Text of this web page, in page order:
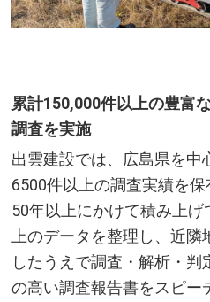
累計150,000件以上の豊富
調査を実施​​
出雲建設では、広島県を中
6500件以上の調査実績を保
50年以上にかけて積み上げ
上のデータを整理し、近
したうえで調査・解析・
の高い調査報告書をスピー